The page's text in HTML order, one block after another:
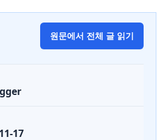
원문에서 전체 글 읽기
17